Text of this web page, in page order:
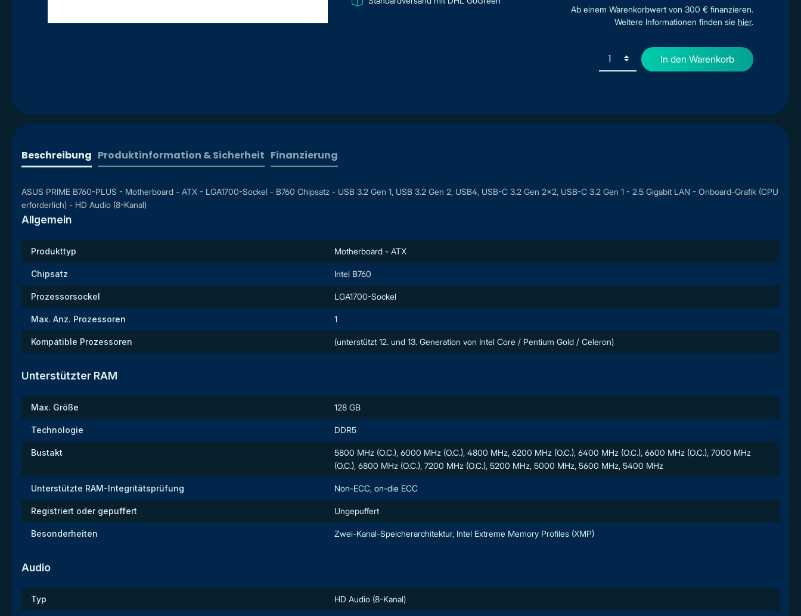
Ab einem Warenkorbwert von 300 € finanzieren.
Weitere Informationen finden sie hier.
In den Warenkorb
Beschreibung Produktinformation & Sicherheit Finanzierung
ASUS PRIME B760-PLUS - Motherboard - ATX - LGA1700-Sockel - B760 Chipsatz - USB 3.2 Gen 1, USB 3.2 Gen 2, USB4, USB-C 3.2 Gen 2x2, USB-C 3.2 Gen 1 - 2.5 Gigabit LAN - Onboard-Grafik (CPU
erforderlich) - HD Audio (8-Kanal)
Allgemein
Produkttyp Motherboard - ATX
Chipsatz Intel B760
Prozessorsockel LGA1700-Sockel
Max. Anz. Prozessoren 1
Kompatible Prozessoren (unterstützt 12. und 13. Generation von Intel Core / Pentium Gold / Celeron)
Unterstützter RAM
Max. Größe 128 GB
Technologie DDR5
Bustakt
5800 MHz (O.C.), 6000 MHz (O.C.), 4800 MHz, 6200 MHz (O.C.), 6400 MHz (O.C.), 6600 MHz (O.C.), 7000 MHz
(O.C.), 6800 MHz (O.C.), 7200 MHz (O.C.), 5200 MHz, 5000 MHz, 5600 MHz, 5400 MHz
Unterstützte RAM-Integritätsprüfung Non-ECC, on-die ECC
Registriert oder gepuffert Ungepuffert
Besonderheiten Zwei-Kanal-Speicherarchitektur, Intel Extreme Memory Profiles (XMP)
Audio
Typ HD Audio (8-Kanal)